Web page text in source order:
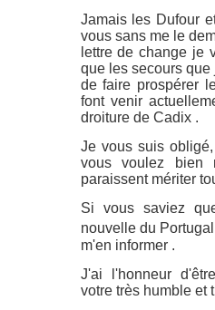
Jamais les Dufour
vous sans me le
lettre de change je
que les secours que
de faire prospérer
font venir
droiture de Cadix .
Je vous suis
vous voulez bien
paraissent mériter
Si vous saviez
nouvelle du
m'en informer .
J'ai l'honneur
votre très humble et